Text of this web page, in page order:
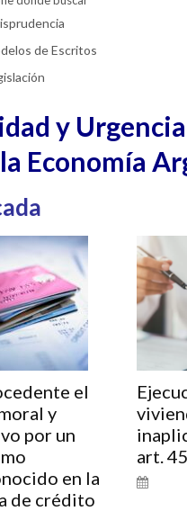
de Escritos
y Urgencia
Economía
el
y
por un
en la
de crédito
art.